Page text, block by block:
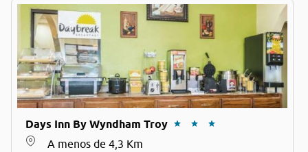
Days Inn By Wyndham Troy
A menos de 4,3 Km